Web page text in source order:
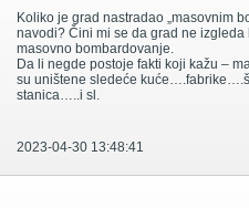
Koliko je grad nastradao „masovnim
navodi? Čini mi se da grad ne
masovno bombardovanje.
Da li negde postoje fakti koji kažu –
su uništene sledeće
stanica…..i sl.
2023-04-30 13:48:41